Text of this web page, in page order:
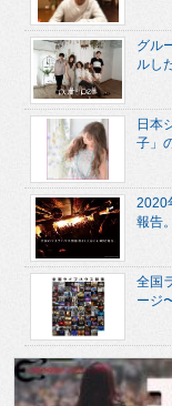
グル
ルし
日本
子」
2020
報告。
全国
ージ